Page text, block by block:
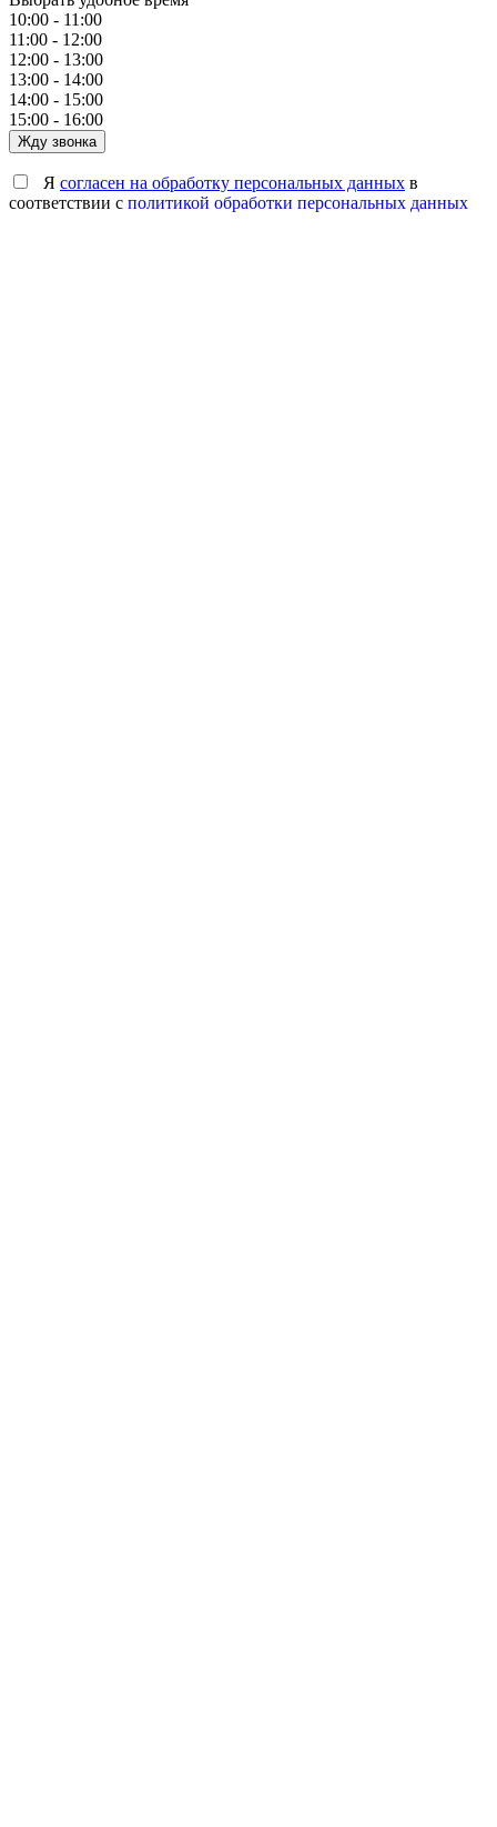
10:00 - 11:00
11:00 - 12:00
12:00 - 13:00
13:00 - 14:00
14:00 - 15:00
15:00 - 16:00
Жду звонка
Я согласен на обработку персональных данных в
соответствии с политикой обработки персональных данных